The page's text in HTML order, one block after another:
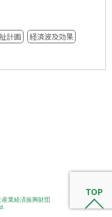
計画
経済波及効果
TOP
業経済振興財団